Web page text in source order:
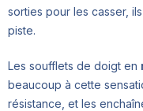
sorties pour les casser,
piste.
Les soufflets de doigt en
beaucoup à cette
résistance, et les